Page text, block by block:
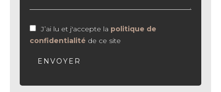
J’ai lu et j'accepte la politique de
confidentialité de ce site
ENVOYER